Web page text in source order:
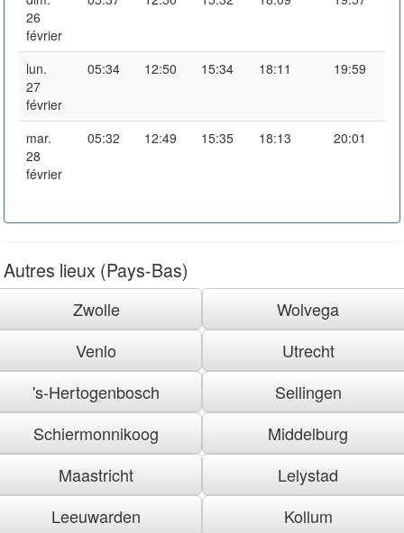
26
février
lun.
27
février
05:34 12:50 15:34 18:11 19:59
mar.
28
février
05:32 12:49 15:35 18:13 20:01
Autres lieux (Pays-Bas)
Zwolle
Wolvega
Venlo
Utrecht
's-Hertogenbosch
Sellingen
Schiermonnikoog
Middelburg
Maastricht
Lelystad
Leeuwarden
Kollum